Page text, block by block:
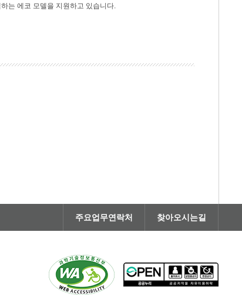
는 에코 모델을 지원하고 있습니다.
주요업무연락처 찾아오시는길